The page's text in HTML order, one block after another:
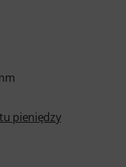
pieniędzy